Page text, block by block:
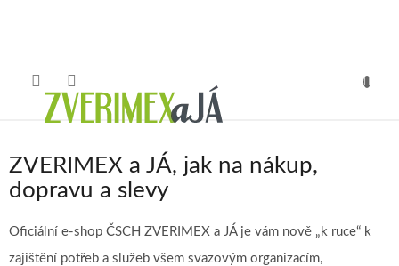
ZVERIMEX a JÁ, jak na nákup,
dopravu a slevy
Oficiální e-shop ČSCH ZVERIMEX a JÁ je vám nově „k ruce“ k
zajištění potřeb a služeb všem svazovým organizacím,